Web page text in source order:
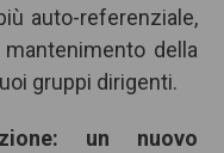
auto-referenziale,
della
gruppi dirigenti.
un nuovo